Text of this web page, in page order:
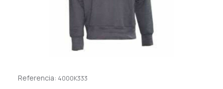
Referencia: 4000K333